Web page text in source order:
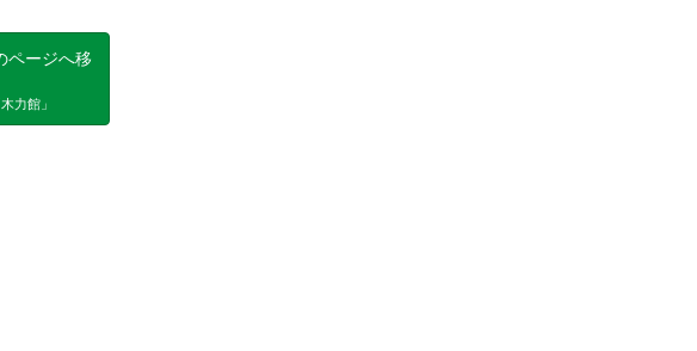
ページへ移
力館」